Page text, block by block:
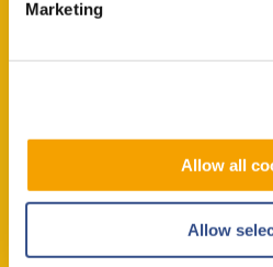
Marketing
Allow all
Allow